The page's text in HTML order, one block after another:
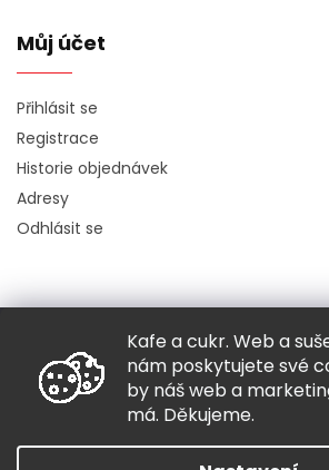
Kafe a cukr. Web a
nám poskytujete své
by náš web a
má. Děkujeme.
Můj účet
Přihlásit se
Registrace
Historie objednávek
Adresy
Odhlásit se
Copyright 2026Hugo chodí bos.
Grafický návrh vytvořil a